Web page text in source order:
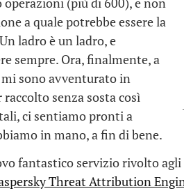
a quale potrebbe essere la
ladro è un ladro, e
sempre. Ora, finalmente, a
sono avventurato in
raccolto senza sosta così
ci sentiamo pronti a
in mano, a fin di bene.
fantastico servizio rivolto agli
Threat Attribution